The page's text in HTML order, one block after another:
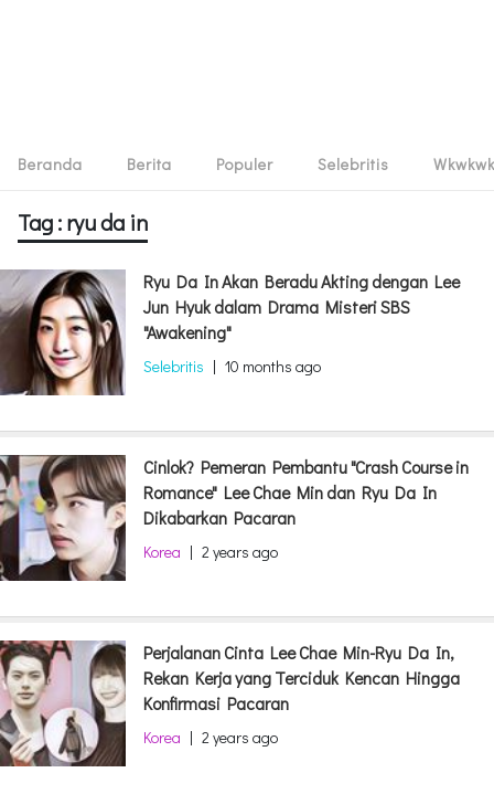
Beranda Berita Populer Selebritis Wkwkwk
Tag : ryu da in
Ryu Da In Akan Beradu Akting dengan Lee
Jun Hyuk dalam Drama Misteri SBS
"Awakening"
Selebritis | 10 months ago
Cinlok? Pemeran Pembantu "Crash Course in
Romance" Lee Chae Min dan Ryu Da In
Dikabarkan Pacaran
Korea | 2 years ago
Perjalanan Cinta Lee Chae Min-Ryu Da In,
Rekan Kerja yang Terciduk Kencan Hingga
Konfirmasi Pacaran
Korea | 2 years ago